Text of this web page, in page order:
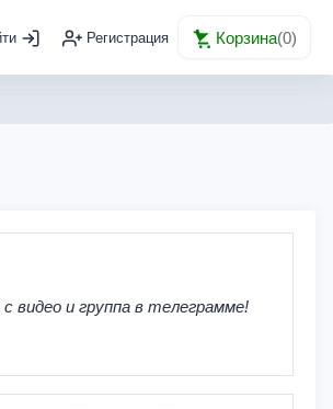
Регистрация Корзина(0)
видео и группа в телеграмме!